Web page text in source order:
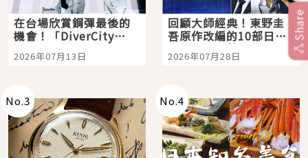
在台場欣賞鋼彈最後的
機會！「DiverCity
Tokyo Plaza」搭船、
購物、美食及夜景，一
2026年07月13日
回顧大師經典！東野圭
吾原作改編的10部日本
影視作品推薦
2026年07月28日
No.3 No.4
Share